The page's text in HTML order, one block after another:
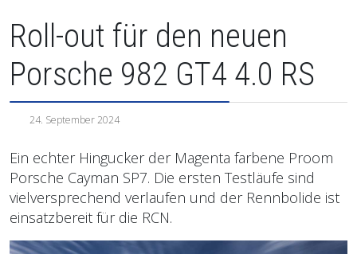
Roll-out für den neuen
Porsche 982 GT4 4.0 RS
24. September 2024
Ein echter Hingucker der Magenta farbene Proom
Porsche Cayman SP7. Die ersten Testläufe sind
vielversprechend verlaufen und der Rennbolide ist
einsatzbereit für die RCN.